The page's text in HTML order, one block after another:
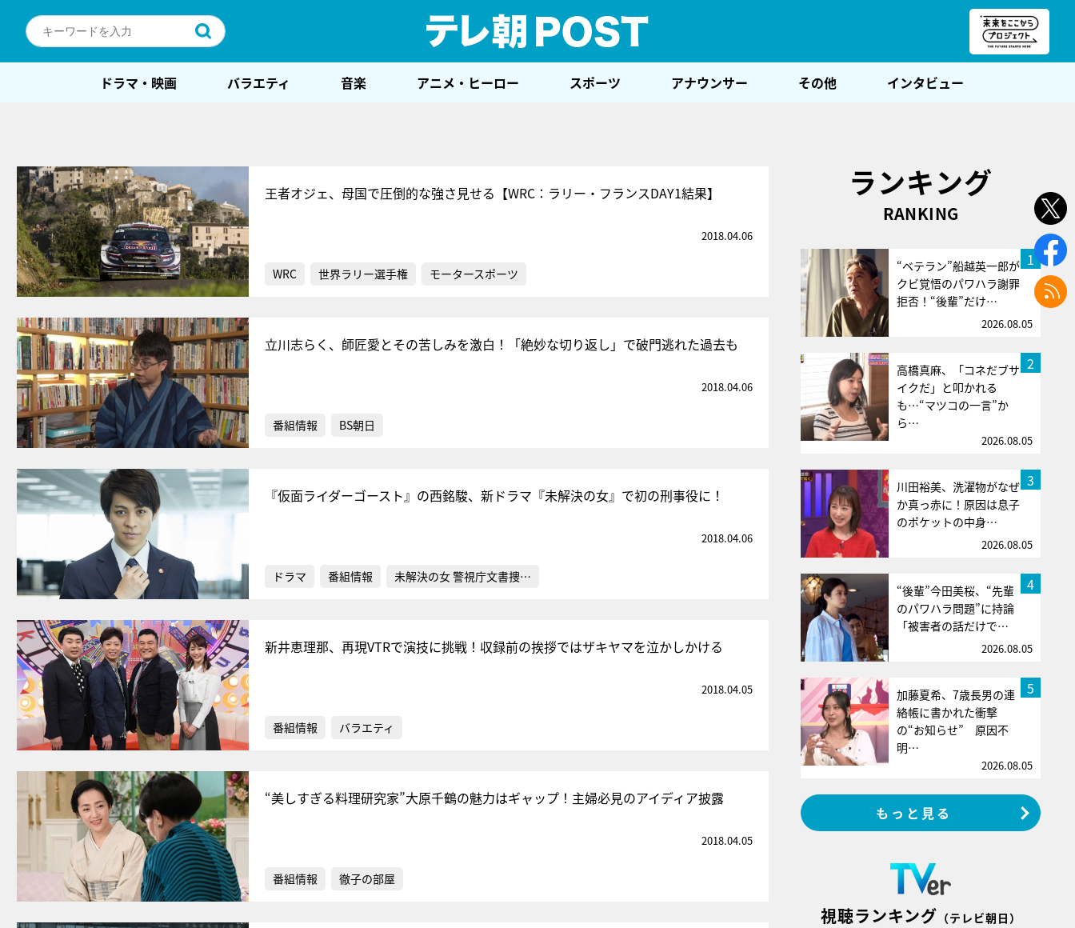
ドラマ・映画 バラエティ 音楽 アニメ・ヒーロー スポーツ アナウンサー その他 インタビュー
王者オジェ、母国で圧倒的な強さ見せる【WRC：ラリー・フランスDAY1結果】
2018.04.06
WRC 世界ラリー選手権 モータースポーツ
立川志らく、師匠愛とその苦しみを激白！「絶妙な切り返し」で破門逃れた過去も
2018.04.06
番組情報 BS朝日
『仮面ライダーゴースト』の西銘駿、新ドラマ『未解決の女』で初の刑事役に！
2018.04.06
ドラマ 番組情報 未解決の女 警視庁文書捜…
新井恵理那、再現VTRで演技に挑戦！収録前の挨拶ではザキヤマを泣かしかける
2018.04.05
番組情報 バラエティ
“美しすぎる料理研究家”大原千鶴の魅力はギャップ！主婦必見のアイディア披露
2018.04.05
番組情報 徹子の部屋
ランキング
RANKING
1
“ベテラン”船越英一郎が
クビ覚悟のパワハラ謝罪
拒否！“後輩”だけ…
2026.08.05
2
高橋真麻、「コネだブサ
イクだ」と叩かれる
も…“マツコの一言”か
ら…
2026.08.05
3
川田裕美、洗濯物がなぜ
か真っ赤に！原因は息子
のポケットの中身…
2026.08.05
4
“後輩”今田美桜、“先輩
のパワハラ問題”に持論
「被害者の話だけで…
2026.08.05
5
加藤夏希、7歳長男の連
絡帳に書かれた衝撃
の“お知らせ” 原因不
明…
2026.08.05
もっと見る
視聴ランキング （テレビ朝日）